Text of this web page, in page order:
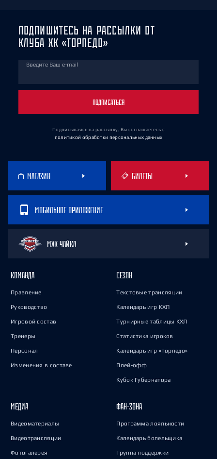
ПОДПИШИТЕСЬ НА РАССЫЛКИ ОТ
КЛУБА ХК «ТОРПЕДО»
Введите Ваш e-mail
ПОДПИСАТЬСЯ
Подписываясь на рассылку, Вы соглашаетесь с
политикой обработки персональных данных
МАГАЗИН БИЛЕТЫ
МОБИЛЬНОЕ ПРИЛОЖЕНИЕ
МХК ЧАЙКА
КОМАНДА
Правление
Руководство
Игровой состав
Тренеры
Персонал
Изменения в составе
СЕЗОН
Текстовые трансляции
Календарь игр КХЛ
Турнирные таблицы КХЛ
Статистика игроков
Календарь игр «Торпедо»
Плей-офф
Кубок Губернатора
МЕДИА
Видеоматериалы
Видеотрансляции
Фотогалерея
ФАН-ЗОНА
Программа лояльности
Календарь болельщика
Группа поддержки